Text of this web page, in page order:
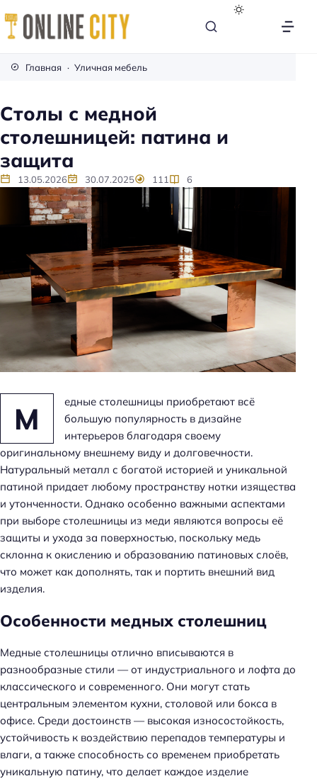
л
ь
а
к
й
д
е
Главная Уличная мебель
Столы с медной
столешницей: патина и
защита
13.05.2026 30.07.2025 111 6
М
едные столешницы приобретают всё
большую популярность в дизайне
интерьеров благодаря своему
оригинальному внешнему виду и долговечности.
Натуральный металл с богатой историей и уникальной
патиной придает любому пространству нотки изящества
и утонченности. Однако особенно важными аспектами
при выборе столешницы из меди являются вопросы её
защиты и ухода за поверхностью, поскольку медь
склонна к окислению и образованию патиновых слоёв,
что может как дополнять, так и портить внешний вид
изделия.
Особенности медных столешниц
Медные столешницы отлично вписываются в
разнообразные стили — от индустриального и лофта до
классического и современного. Они могут стать
центральным элементом кухни, столовой или бокса в
офисе. Среди достоинств — высокая износостойкость,
устойчивость к воздействию перепадов температуры и
влаги, а также способность со временем приобретать
уникальную патину, что делает каждое изделие